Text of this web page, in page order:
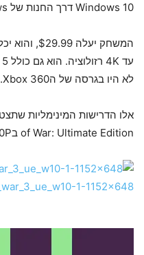
Windows 10 דרך החנות של Windows.
לא היו בגרסה של הXbox 360.
of War: Ultimate Edition ב1920x1980P או ב4K: